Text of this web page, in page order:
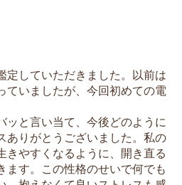
定していただきました。以前は
ていましたが、今回初めての電
ッと言い当て、今後どのように
ありがとうございました。私の
きやすくなるように、開き直る
ます。この性格のせいで何でも